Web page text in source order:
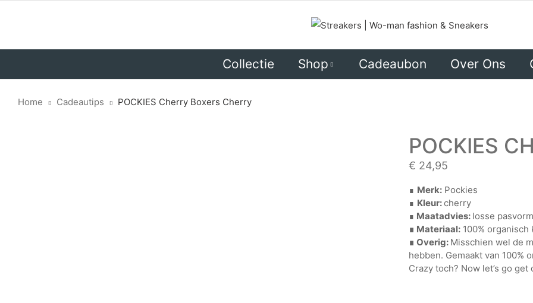
Collectie Shop Cadeaubon Over Ons
Home Cadeautips POCKIES Cherry Boxers Cherry
POCKIES
€ 24,95
∎ Merk: Pockies
∎ Kleur:cherry
∎ Maatadvies: losse pasvorm
∎ Materiaal: 100% organisch
∎ Overig: Misschien wel de
hebben. Gemaakt van 100%
Crazy toch? Now let’s go get